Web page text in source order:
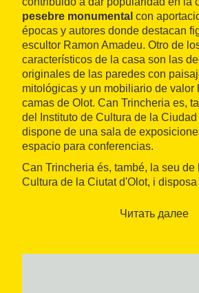
pesebre monumental con
épocas y autores donde destacan
escultor Ramon Amadeu. Otro de
característicos de la casa son las
originales de las paredes con
mitológicas y un mobiliario de valor
camas de Olot. Can Trincheria es,
del Instituto de Cultura de la Ciudad
dispone de una sala de
espacio para conferencias.
Can Trincheria és, també, la seu de
Cultura de la Ciutat d'Olot, i
Читать далее